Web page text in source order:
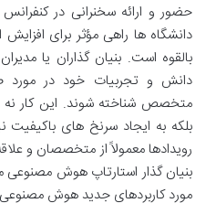
حضور و ارائه سخنرانی در
دانشگاه ها راهی مؤثر برای
بالقوه است. بنیان گذاران یا
دانش و تجربیات خود در مورد
متخصص شناخته شوند. این کار نه
بلکه به ایجاد سرنخ های باکیفیت
رویدادها معمولاً از متخصصان و
بنیان گذار استارتاپ هوش مصنوعی
مورد کاربردهای جدید هوش